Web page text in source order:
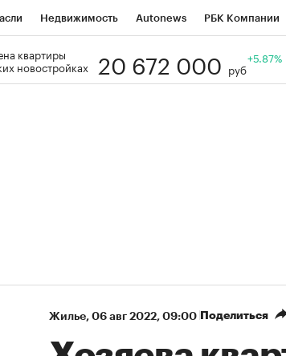
Недвижимость Autonews РБК Компании
Life Тренды Национальные
квартиры
новостройках
20 672 000 руб
+5.87%
Жилье⁠, 06 авг 2022, 09:00 Поделиться